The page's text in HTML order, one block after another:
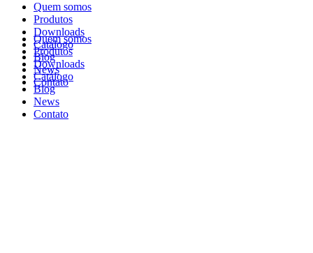
Quem somos
Produtos
Downloads
Catálogo
Blog
News
Contato
Quem somos
Produtos
Downloads
Catálogo
Blog
News
Contato